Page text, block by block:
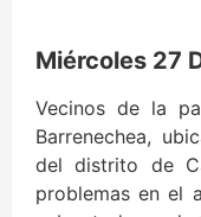
Miércoles 27
Vecinos de la
Barrenechea,
del distrito de
problemas en el